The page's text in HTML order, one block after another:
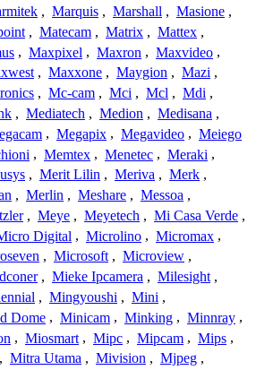
, Marquis , Marshall , Masione ,
, Matecam , Matrix , Mattex ,
, Maxpixel , Maxron , Maxvideo ,
, Maxxone , Maygion , Mazi ,
, Mc-cam , Mci , Mcl , Mdi ,
, Mediatech , Medion , Medisana ,
, Megapix , Megavideo , Meiego
, Memtex , Menetec , Meraki ,
, Merit Lilin , Meriva , Merk ,
, Merlin , Meshare , Messoa ,
, Meye , Meyetech , Mi Casa Verde ,
Digital , Microlino , Micromax ,
, Microsoft , Microview ,
, Mieke Ipcamera , Milesight ,
, Mingyoushi , Mini ,
Dome , Minicam , Minking , Minnray ,
, Miosmart , Mipc , Mipcam , Mips ,
, Mitra Utama , Mivision , Mjpeg ,